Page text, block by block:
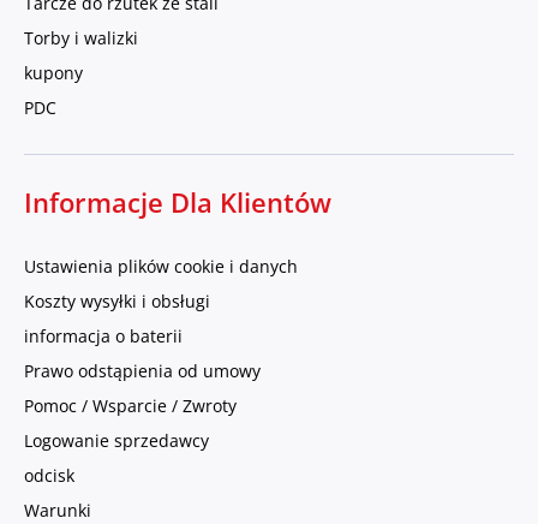
Torby i walizki
kupony
PDC
Informacje Dla Klientów
Ustawienia plików cookie i danych
Koszty wysyłki i obsługi
informacja o baterii
Prawo odstąpienia od umowy
Pomoc / Wsparcie / Zwroty
Logowanie sprzedawcy
odcisk
Warunki